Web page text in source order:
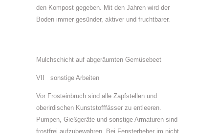
den Kompost gegeben. Mit den Jahren wird der
Boden immer gesünder, aktiver und fruchtbarer.
Mulchschicht auf abgeräumten Gemüsebeet
VII sonstige Arbeiten
Vor Frosteinbruch sind alle Zapfstellen und
oberirdischen Kunststofffässer zu entleeren.
Pumpen, Gießgeräte und sonstige Armaturen sind
frostfrei aufzubewahren. Bei Fensterheber im nicht